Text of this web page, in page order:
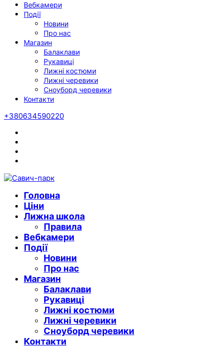
Вебкамери
Події
Новини
Про нас
Магазин
Балаклави
Рукавиці
Лижні костюми
Лижні черевики
Сноуборд черевики
Контакти
+380634590220
Головна
Ціни
Лижна школа
Правила
Вебкамери
Події
Новини
Про нас
Магазин
Балаклави
Рукавиці
Лижні костюми
Лижні черевики
Сноуборд черевики
Контакти